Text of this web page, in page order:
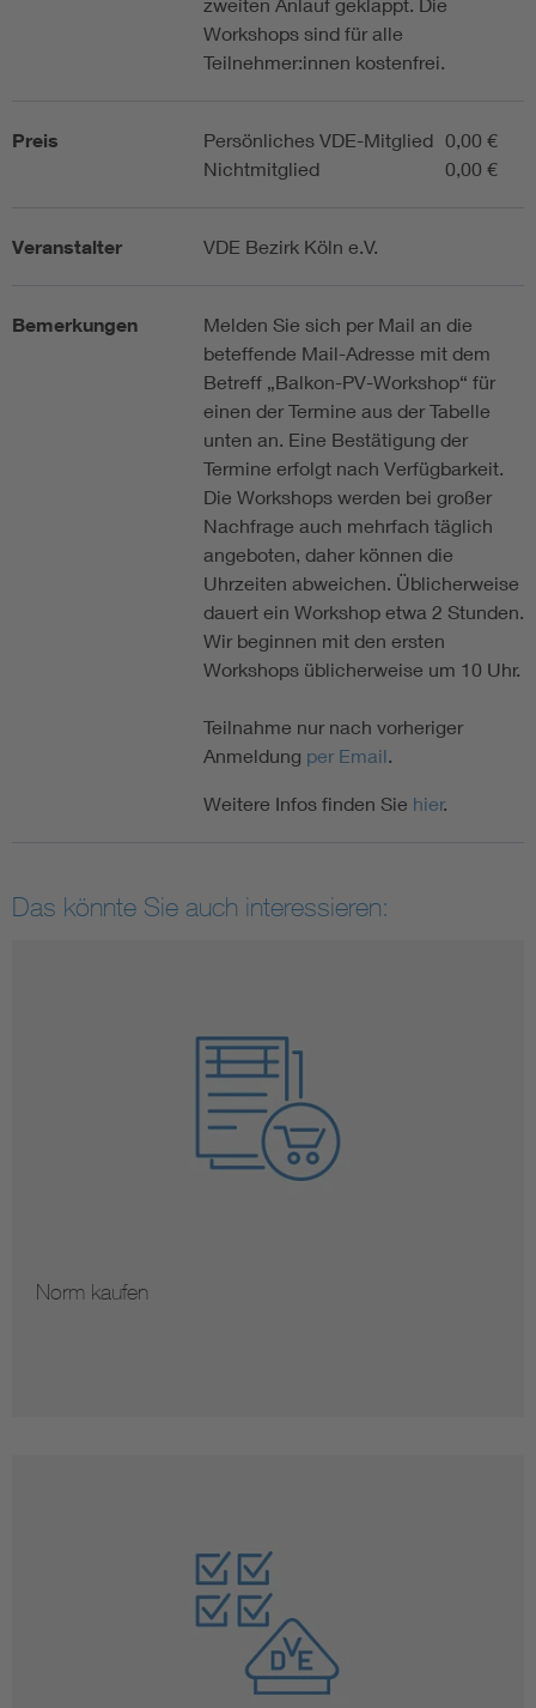
zweiten Anlauf geklappt. Die
Workshops sind für alle
Teilnehmer:innen kostenfrei.
Preis Persönliches VDE-Mitglied 0,00 €
Nichtmitglied
0,00 €
Veranstalter VDE Bezirk Köln e.V.
Bemerkungen
Melden Sie sich per Mail an die
beteffende Mail-Adresse mit dem
Betreff „Balkon-PV-Workshop“ für
einen der Termine aus der Tabelle
unten an. Eine Bestätigung der
Termine erfolgt nach Verfügbarkeit.
Die Workshops werden bei großer
Nachfrage auch mehrfach täglich
angeboten, daher können die
Uhrzeiten abweichen. Üblicherweise
dauert ein Workshop etwa 2 Stunden.
Wir beginnen mit den ersten
Workshops üblicherweise um 10 Uhr.
Teilnahme nur nach vorheriger
Anmeldung per Email.
Weitere Infos finden Sie hier.
Das könnte Sie auch interessieren:
Norm kaufen